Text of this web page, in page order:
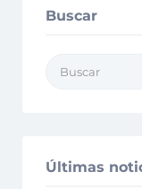
Buscar
Últimas